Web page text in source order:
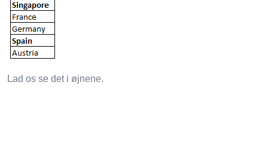
Lad os se det i øjnene.